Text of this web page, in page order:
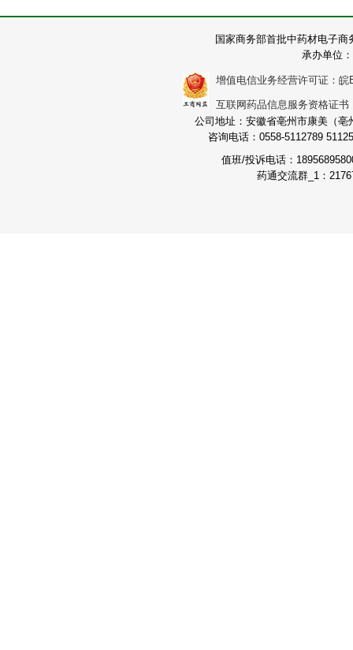
国家商务部首批中药材电子
承办单位
增值电信业务经营许可证：皖
互联网药品信息服务资格证
公司地址：安徽省亳州市康美（
咨询电话：0558-5112789
值班/投诉电话：
药通交流群_1：